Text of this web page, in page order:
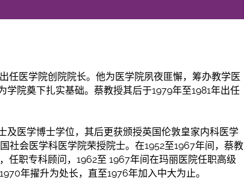
任医学院创院院长。他为医学院夙夜匪懈，筹办教学医
学院奠下扎实基础。蔡教授其后于1979年至1981年出任
及医学博士学位，其后更获颁授英国伦敦皇家内科医学
社会医学科医学院荣授院士。在1952至1967年间，蔡教
任职专科顾问，1962至 1967年间在玛丽医院任职高级
1970年擢升为处长，直至1976年加入中大为止。